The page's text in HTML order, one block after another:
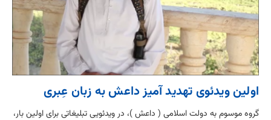
اولین ویدئوی تهدید آمیز داعش به زبان عِبری
گروه موسوم به دولت اسلامی ( داعش )، در ویدئویی تبلیغاتی برای اولین بار،